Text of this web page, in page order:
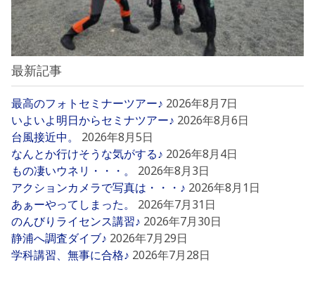
最新記事
最高のフォトセミナーツアー♪ 2026年8月7日
いよいよ明日からセミナツアー♪ 2026年8月6日
台風接近中。
2026年8月5日
なんとか行けそうな気がする♪ 2026年8月4日
もの凄いウネリ・・・。
2026年8月3日
アクションカメラで写真は・・・♪ 2026年8月1日
あぁーやってしまった。
2026年7月31日
のんびりライセンス講習♪ 2026年7月30日
静浦へ調査ダイブ♪ 2026年7月29日
学科講習、無事に合格♪ 2026年7月28日